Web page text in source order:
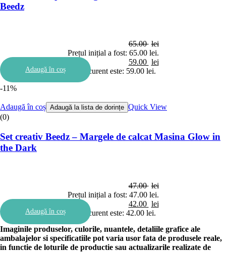
Beedz
65.00 lei
Prețul inițial a fost: 65.00 lei.
59.00 lei
Prețul curent este: 59.00 lei.
Adaugă în coș
-11%
Adaugă în coș Adaugă la lista de dorințe Quick View
(0)
Set creativ Beedz – Margele de calcat Masina Glow in
the Dark
47.00 lei
Prețul inițial a fost: 47.00 lei.
42.00 lei
Prețul curent este: 42.00 lei.
Adaugă în coș
Imaginile produselor, culorile, nuantele, detaliile grafice ale
ambalajelor si specificatiile pot varia usor fata de produsele reale,
in functie de loturile de productie sau actualizarile realizate de